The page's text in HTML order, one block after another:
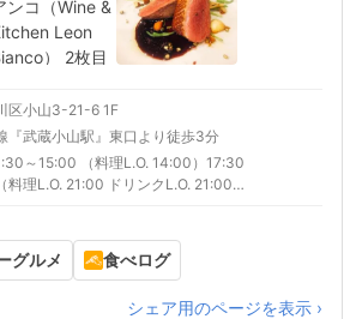
区小山3-21-6 1F
『武蔵小山駅』東口より徒歩3分
～15:00 （料理L.O. 14:00）17:30
料理L.O. 21:00 ドリンクL.O. 21:00）
理L.O. 21:00 ドリンクL.O. 21:00）
～15:00 （料理L.O. 14:30）17:30～
理L.O. 21:00）
グルメ 食べログ
シェア用のページを表示 ›